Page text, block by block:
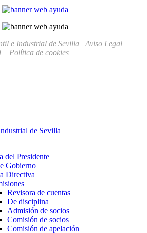
e Industrial de Sevilla Aviso Legal
Política de cookies
del Presidente
Gobierno
Directiva
Revisora de cuentas
De disciplina
Admisión de socios
Comisión de socios
Comisión de apelación